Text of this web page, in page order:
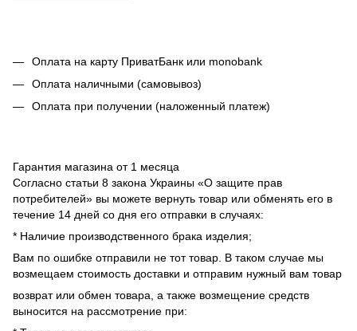
Оплата на карту ПриватБанк или monobank
Оплата наличными (самовывоз)
Оплата при получении (наложенный платеж)
Гарантия магазина от 1 месяца
Согласно статьи 8 закона Украины «О защите прав
потребителей» вы можете вернуть товар или обменять его в
течение 14 дней со дня его отправки в случаях:
* Наличие производственного брака изделия;
Вам по ошибке отправили не тот товар. В таком случае мы
возмещаем стоимость доставки и отправим нужный вам товар
возврат или обмен товара, а также возмещение средств
выносится на рассмотрение при: